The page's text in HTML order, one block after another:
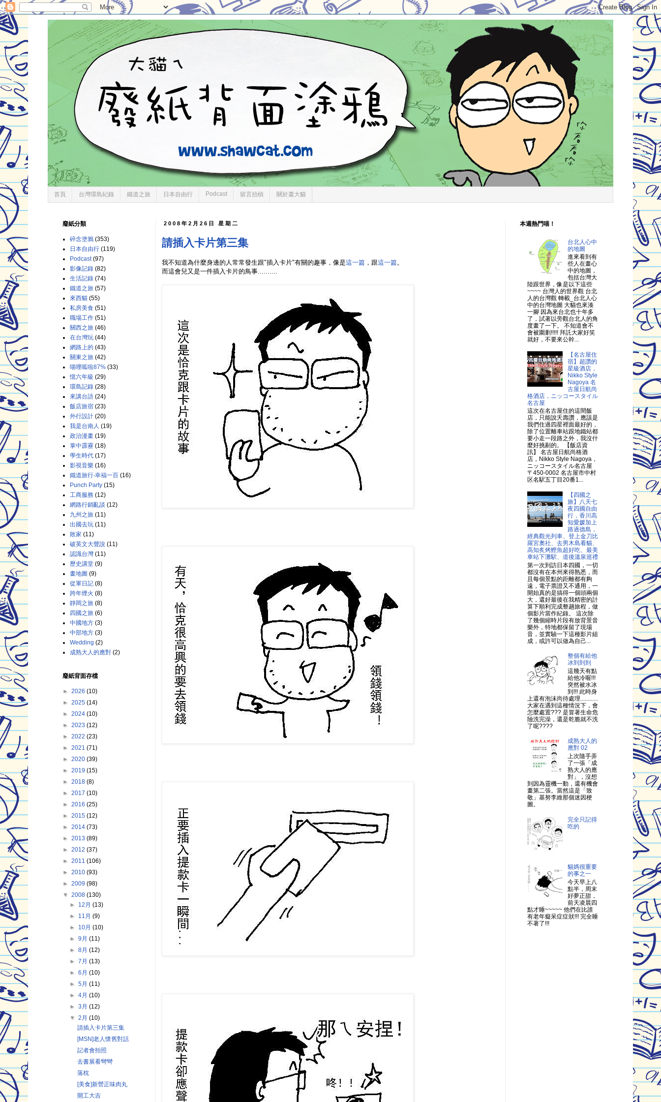
首頁 台灣環島紀錄 鐵道之旅 日本自由行 Podcast 留言抬槓 關於蕭大貓
2008年2月26日 星期二
請插入卡片第三集
我不知道為什麼身邊的人常常發生跟"插入卡片"有關的趣事，像是這一篇 ，跟這一篇。
而這會兒又是一件插入卡片的鳥事..........
廢紙分類
碎念塗鴉 (353)
日本自由行 (119)
Podcast (97)
影像記錄 (82)
生活記錄 (74)
鐵道之旅 (57)
來西貓 (55)
私房美食 (51)
職場工作 (51)
關西之旅 (46)
在台灣玩 (44)
網路上的 (43)
關東之旅 (42)
喵哩呱啦87% (33)
憶六年級 (29)
環島記錄 (28)
來講台語 (24)
飯店旅宿 (23)
外行設計 (20)
我是台南人 (19)
政治漫畫 (19)
掌中霹靂 (18)
學生時代 (17)
影視音樂 (16)
鐵道旅行‧幸福一百 (16)
Punch Party (15)
工商服務 (12)
網路行銷亂談 (12)
九州之旅 (11)
出國去玩 (11)
敗家 (11)
破英文大聲說 (11)
認識台灣 (11)
歷史講堂 (9)
畫地圖 (9)
從軍日記 (8)
跨年煙火 (8)
靜岡之旅 (8)
四國之旅 (6)
中國地方 (3)
中部地方 (3)
Wedding (2)
成熟大人的應對 (2)
廢紙背面存檔
► 2026 (10)
► 2025 (14)
► 2024 (10)
► 2023 (12)
► 2022 (23)
► 2021 (71)
► 2020 (39)
► 2019 (15)
► 2018 (8)
► 2017 (10)
► 2016 (25)
► 2015 (12)
► 2014 (73)
► 2013 (89)
► 2012 (37)
► 2011 (106)
► 2010 (93)
► 2009 (98)
▼ 2008 (130)
► 12月(13)
► 11月(9)
► 10月(10)
►9月(11)
►8月(12)
►7月(13)
►6月(10)
►5月(11)
►4月(10)
►3月(12)
▼2月(10)
請插入卡片第三集
[MSN]老人懷舊對話
記者會拍照
去書展看彎彎
落枕
[美食]新營正味肉丸
開工大吉
本週熱門喵！
台北人心中
的地圖
進來看到有
些人在畫心
中的地圖，
包括台灣大
陸跟世界，像是以下這些
~~~~ 台灣人的世界觀 台北
人的台灣觀 轉載_台北人心
中的台灣地圖 大貓也來湊
一腳 因為來台北也十年多
了，試著以旁觀台北人的角
度畫了一下。 不知道會不
會被圍剿!!!!! 拜託大家好笑
就好，不要來公幹...
【名古屋住
宿】超讚的
星級酒店，
Nikko Style
Nagoya 名
古屋日航尚
格酒店，ニッコースタイル
名古屋
這次在名古屋住的這間飯
店，只能說夭壽讚，應該是
我們住過四星裡面最好的，
除了位置離車站跟地鐵站都
要小走一段路之外，我沒什
麼好挑剔的。 【飯店資
訊】 名古屋日航尚格酒
店，Nikko Style Nagoya，
ニッコースタイル名古屋
〒450-0002 名古屋市中村
区名駅五丁目20番1...
【四國之
旅】八天七
夜四國自由
行，香川高
知愛媛加上
路過德島，
經典觀光列車、登上金刀比
羅宮奧社、去男木島看貓、
高知炙烤鰹魚超好吃、最美
車站下灘駅、道後溫泉巡禮
第一次到訪日本四國，一切
都沒有在本州來得熟悉，而
且每個景點的距離都有夠
遠，電子票證又不通用，一
開始真的是搞得一個頭兩個
大，還好最後在我精密的計
算下順利完成整趟旅程，做
個影片當作紀錄。 這次除
了幾個縮時片段有放背景音
樂外，特地都保留了現場
音，並實驗一下這種影片組
成，或許可以做為自己...
整個有給他
冰到到到
這幾天有點
給他冷喔!!!
突然被水冰
到!!! 此時身
上還有泡沫尚待處理............
大家在遇到這種情況下，會
怎麼處置??? 是冒著生命危
險洗完澡，還是乾脆就不洗
了呢????
成熟大人的
應對 02
上次隨手弄
了一張「成
熟大人的應
對」，沒想
到因為靈機一動，還有機會
畫第二張。當然這是「致
敬」基努李維那個迷因梗
圖。
完全只記得
吃的
貓媽很重要
的事之一
今天早上八
點半，周末
好夢正甜，
前天凌晨四
點才睡~~~~~ 他們在比誰
有老年癡呆症症狀!!! 完全睡
不著了!!!